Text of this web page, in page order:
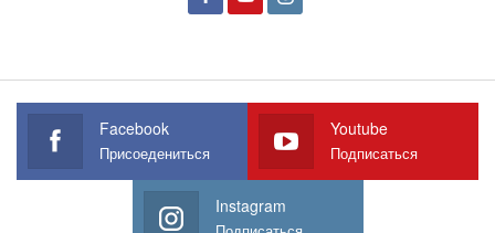
Facebook
Присоедениться
Youtube
Подписаться
Instagram